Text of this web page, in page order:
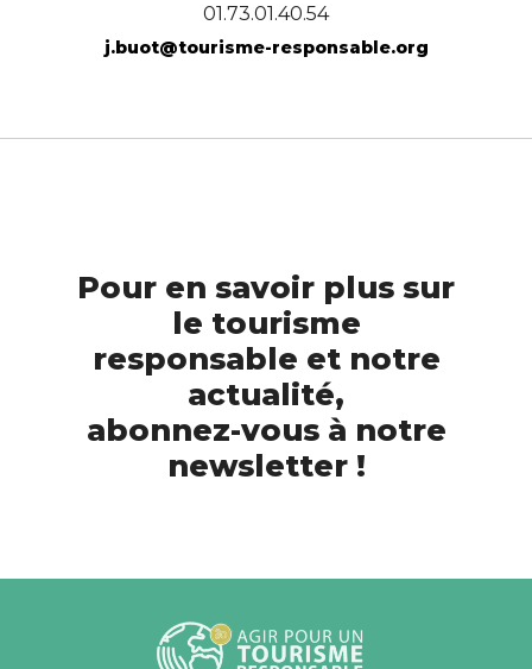
01.73.01.40.54
j.buot@tourisme-responsable.org
Pour en savoir plus sur
le tourisme
responsable et notre
actualité,
abonnez-vous à notre
newsletter !